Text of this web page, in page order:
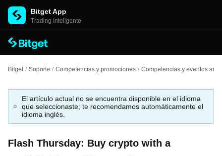
Bitget App
Trading Inteligente
Bitget / Soporte / Competencias y promociones / Competencias y eventos
El artículo actual no se encuentra disponible en el idioma
que seleccionaste; te recomendamos automáticamente el
idioma inglés.
Flash Thursday: Buy crypto with a